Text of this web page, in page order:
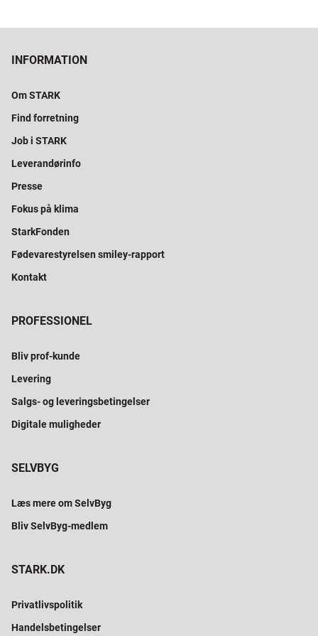
INFORMATION
Om STARK
Find forretning
Job i STARK
Leverandørinfo
Presse
Fokus på klima
StarkFonden
Fødevarestyrelsen smiley-rapport
Kontakt
PROFESSIONEL
Bliv prof-kunde
Levering
Salgs- og leveringsbetingelser
Digitale muligheder
SELVBYG
Læs mere om SelvByg
Bliv SelvByg-medlem
STARK.DK
Privatlivspolitik
Handelsbetingelser